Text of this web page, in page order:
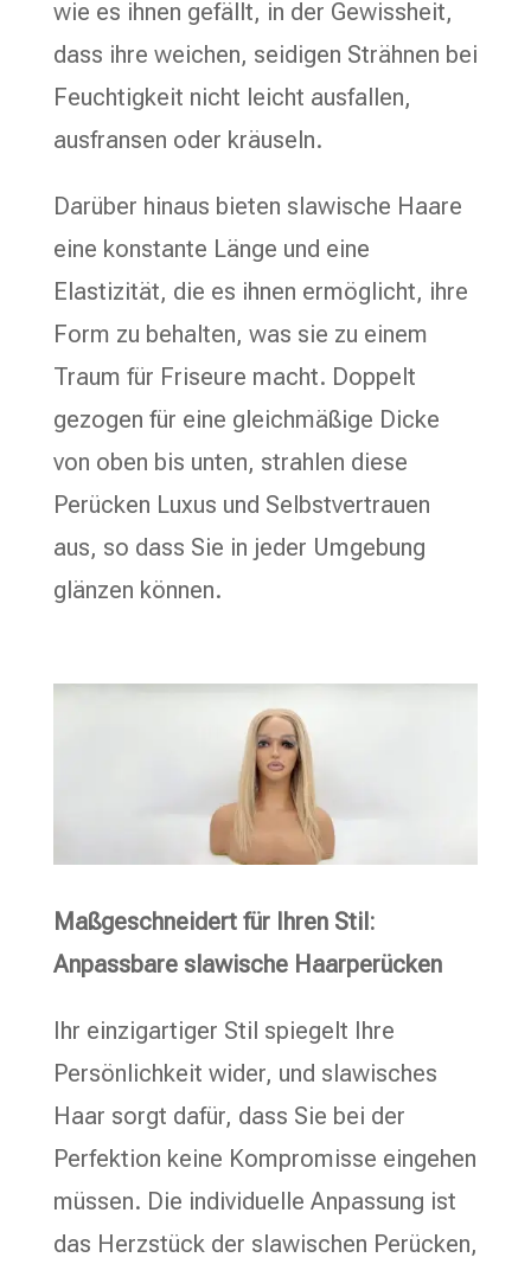
wie es ihnen gefällt, in der Gewissheit,
dass ihre weichen, seidigen Strähnen bei
Feuchtigkeit nicht leicht ausfallen,
ausfransen oder kräuseln.
Darüber hinaus bieten slawische Haare
eine konstante Länge und eine
Elastizität, die es ihnen ermöglicht, ihre
Form zu behalten, was sie zu einem
Traum für Friseure macht. Doppelt
gezogen für eine gleichmäßige Dicke
von oben bis unten, strahlen diese
Perücken Luxus und Selbstvertrauen
aus, so dass Sie in jeder Umgebung
glänzen können.
Maßgeschneidert für Ihren Stil:
Anpassbare slawische Haarperücken
Ihr einzigartiger Stil spiegelt Ihre
Persönlichkeit wider, und slawisches
Haar sorgt dafür, dass Sie bei der
Perfektion keine Kompromisse eingehen
müssen. Die individuelle Anpassung ist
das Herzstück der slawischen Perücken,